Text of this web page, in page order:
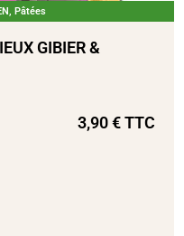
, Pâtées
GIBIER &
3,90€TTC